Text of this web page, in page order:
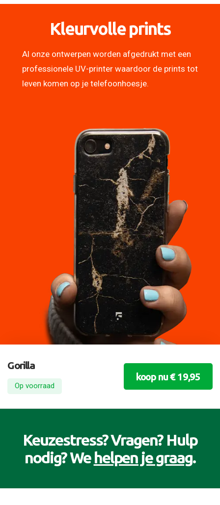
Kleurvolle prints
Al onze ontwerpen worden afgedrukt met een
professionele UV-printer waardoor de prints tot
leven komen op je telefoonhoesje.
Gorilla
Op voorraad
koop nu € 19,95
Keuzestress? Vragen? Hulp
nodig? Wehelpen je graag.